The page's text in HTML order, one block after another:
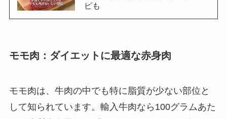
ピも
モモ肉：ダイエットに最適な赤身肉
モモ肉は、牛肉の中でも特に脂質が少ない部位と
して知られています。輸入牛肉なら100グラムあた